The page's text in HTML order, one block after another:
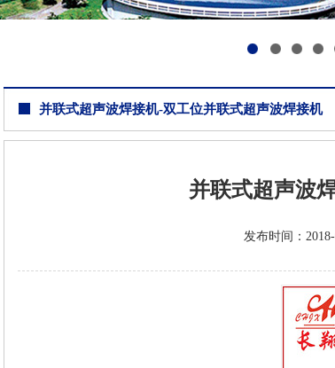
并联式超声波焊接机-双工位并联式超声波焊接机
并联式超声波
发布时间：